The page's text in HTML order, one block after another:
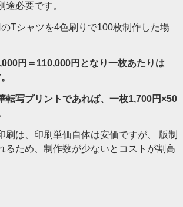
途必要です。
Tシャツを4色刷りで100枚制作した場
円＝110,000円となり一枚あたりは
転写プリントであれば、一枚1,700円×50
刷は、印刷単価自体は安価ですが、 版制
るため、制作数が少ないとコストが割高